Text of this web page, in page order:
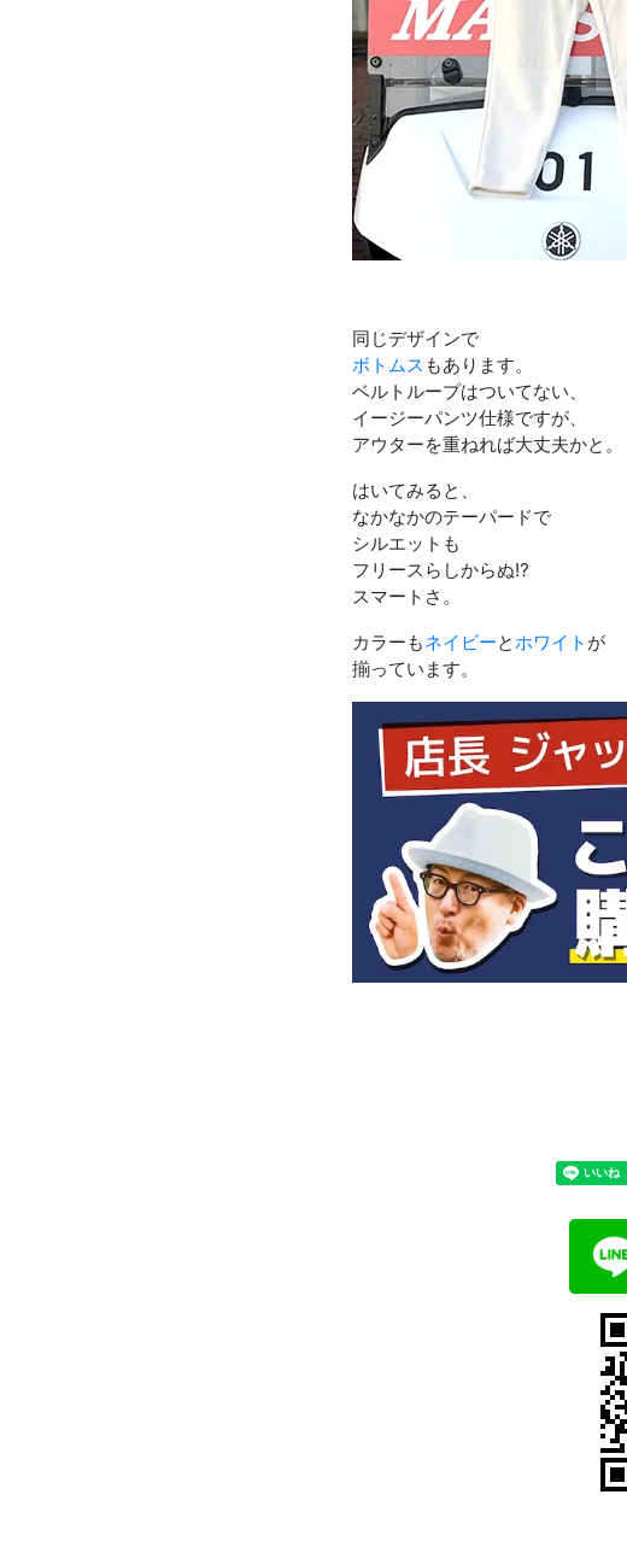
同じデザインで
ボトムス もあります。
ベルトループはついてない、
イージーパンツ仕様ですが、
アウターを重ねれば大丈夫かと。
はいてみると、
なかなかのテーパードで
シルエットも
フリースらしからぬ⁉︎
スマートさ。
カラーもネイビーとホワイト が
揃っています。